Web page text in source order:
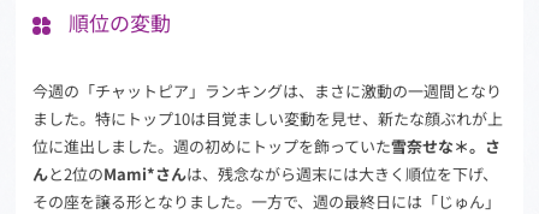
順位の変動
今週の「チャットピア」ランキングは、まさに激動の一週間となり
ました。特にトップ10は目覚ましい変動を見せ、新たな顔ぶれが上
位に進出しました。週の初めにトップを飾っていた雪奈せな＊。さ
んと2位のMami*さんは、残念ながら週末には大きく順位を下げ、
その座を譲る形となりました。一方で、週の最終日には「じゅん」